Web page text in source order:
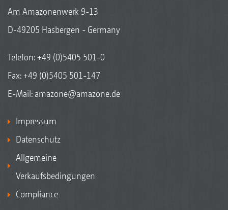
Am Amazonenwerk 9-13
D-49205 Hasbergen - Germany
Telefon:+49 (0)5405 501-0
Fax: +49 (0)5405 501-147
E-Mail: amazone@amazone.de
Impressum
Datenschutz
Allgemeine
Verkaufsbedingungen
Compliance